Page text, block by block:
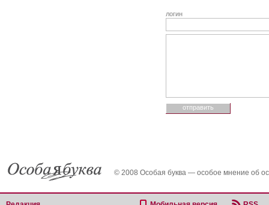
логин
© 2008 Особая буква — особое мнение об